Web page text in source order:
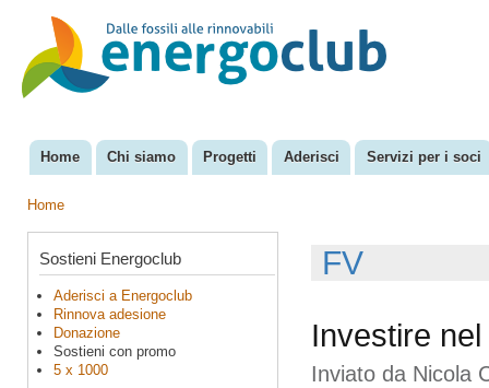
EnergoClub
per la
riconversione
del sistema
Menu principale
Home Chi siamo Progetti Aderisci Servizi per i soci
Home
Sostieni Energoclub
Aderisci a Energoclub
Rinnova adesione
Donazione
Sostieni con promo
5 x 1000
FV
Investire
Inviato da Nicola